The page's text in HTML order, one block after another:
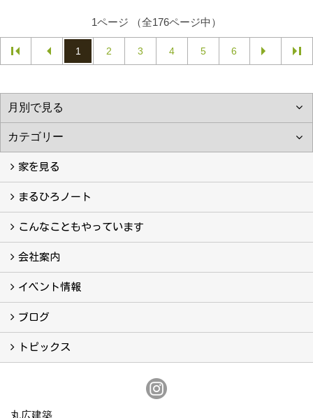
1ページ （全176ページ中）
1 2 3 4 5 6
家を見る
フォトギャラリー
現場レポート
完工事例
お客様の声
まるひろノート
真っ直ぐの家づくり
自慢の大工たち
こだわりの自然素材
快適な家のエッセンス
注文住宅ができるまで
こんなこともやっています
こんなこともやっています
会社案内
会社案内
まるひろの人
スタッフ紹介
プライバシーポリシー
イベント情報
イベント予告
イベント報告
ブログ
ブログ
トピックス
丸広建築